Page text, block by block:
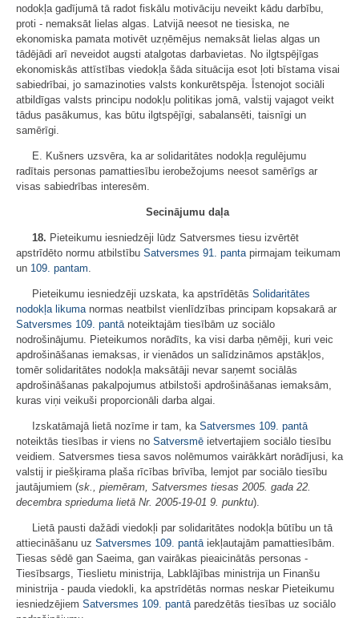
nodokļa gadījumā tā radot fiskālu motivāciju neveikt kādu darbību,
proti - nemaksāt lielas algas. Latvijā neesot ne tiesiska, ne
ekonomiska pamata motivēt uzņēmējus nemaksāt lielas algas un
tādējādi arī neveidot augsti atalgotas darbavietas. No ilgtspējīgas
ekonomiskās attīstības viedokļa šāda situācija esot ļoti bīstama visai
sabiedrībai, jo samazinoties valsts konkurētspēja. Īstenojot sociāli
atbildīgas valsts principu nodokļu politikas jomā, valstij vajagot veikt
tādus pasākumus, kas būtu ilgtspējīgi, sabalansēti, taisnīgi un
samērīgi.
E. Kušners uzsvēra, ka ar solidaritātes nodokļa regulējumu
radītais personas pamattiesību ierobežojums neesot samērīgs ar
visas sabiedrības interesēm.
Secinājumu daļa
18. Pieteikumu iesniedzēji lūdz Satversmes tiesu izvērtēt
apstrīdēto normu atbilstību Satversmes 91. panta pirmajam teikumam
un 109. pantam
Pieteikumu iesniedzēji uzskata, ka apstrīdētās Solidaritātes
nodokļa likuma normas neatbilst vienlīdzības principam kopsakarā ar
Satversmes 109. pantā noteiktajām tiesībām uz sociālo
nodrošinājumu. Pieteikumos norādīts, ka visi darba ņēmēji, kuri veic
apdrošināšanas iemaksas, ir vienādos un salīdzināmos apstākļos,
tomēr solidaritātes nodokļa maksātāji nevar saņemt sociālās
apdrošināšanas pakalpojumus atbilstoši apdrošināšanas iemaksām,
kuras viņi veikuši proporcionāli darba algai.
Izskatāmajā lietā nozīme ir tam, ka Satversmes 109. pantā
noteiktās tiesības ir viens no Satversmē ietvertajiem sociālo tiesību
veidiem. Satversmes tiesa savos nolēmumos vairākkārt norādījusi, ka
valstij ir piešķirama plaša rīcības brīvība, lemjot par sociālo tiesību
jautājumiem (sk., piemēram, Satversmes tiesas 2005. gada 22.
decembra sprieduma lietā Nr. 2005-19-01 9. punktu).
Lietā pausti dažādi viedokļi par solidaritātes nodokļa būtību un tā
attiecināšanu uz Satversmes 109. pantā iekļautajām pamattiesībām.
Tiesas sēdē gan Saeima, gan vairākas pieaicinātās personas -
Tiesībsargs, Tieslietu ministrija, Labklājības ministrija un Finanšu
ministrija - pauda viedokli, ka apstrīdētās normas neskar Pieteikumu
iesniedzējiem Satversmes 109. pantā paredzētās tiesības uz sociālo